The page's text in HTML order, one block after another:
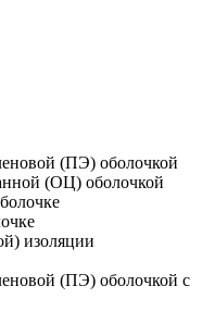
(ПЭ) оболочкой
(ОЦ) оболочкой
изоляции
(ПЭ) оболочкой с